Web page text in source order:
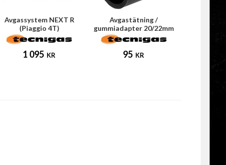
Avgassystem NEXT R
(Piaggio 4T)
1 095 KR
Avgastätning /
gummiadapter 20/22mm
(Tecnigas E-NOX)
95 KR